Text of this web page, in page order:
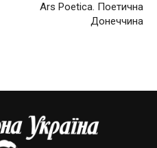
Ars Poetica. Поетична
Донеччина